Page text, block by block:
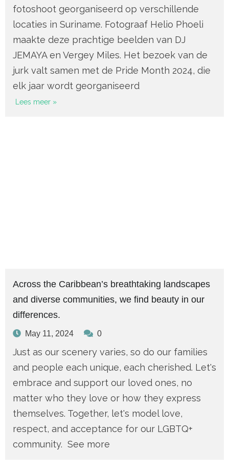
fotoshoot georganiseerd op verschillende
locaties in Suriname. Fotograaf Helio Phoeli
maakte deze prachtige beelden van DJ
JEMAYA en Vergey Miles. Het bezoek van de
jurk valt samen met de Pride Month 2024, die
elk jaar wordt georganiseerd
Lees meer »
Across the Caribbean’s breathtaking landscapes
and diverse communities, we find beauty in our
differences.
May 11, 2024 0
Just as our scenery varies, so do our families
and people each unique, each cherished. Let's
embrace and support our loved ones, no
matter who they love or how they express
themselves. Together, let's model love,
respect, and acceptance for our LGBTQ+
community. See more